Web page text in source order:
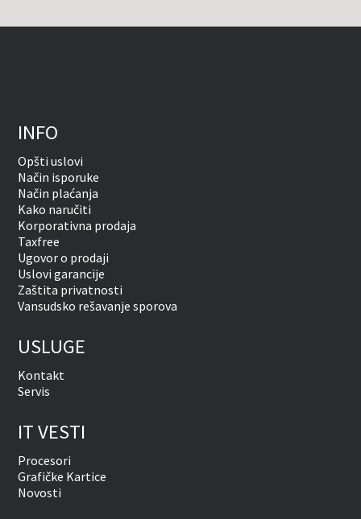
INFO
Opšti uslovi
Način isporuke
Način plaćanja
Kako naručiti
Korporativna prodaja
Taxfree
Ugovor o prodaji
Uslovi garancije
Zaštita privatnosti
Vansudsko rešavanje sporova
USLUGE
Kontakt
Servis
IT VESTI
Procesori
Grafičke Kartice
Novosti